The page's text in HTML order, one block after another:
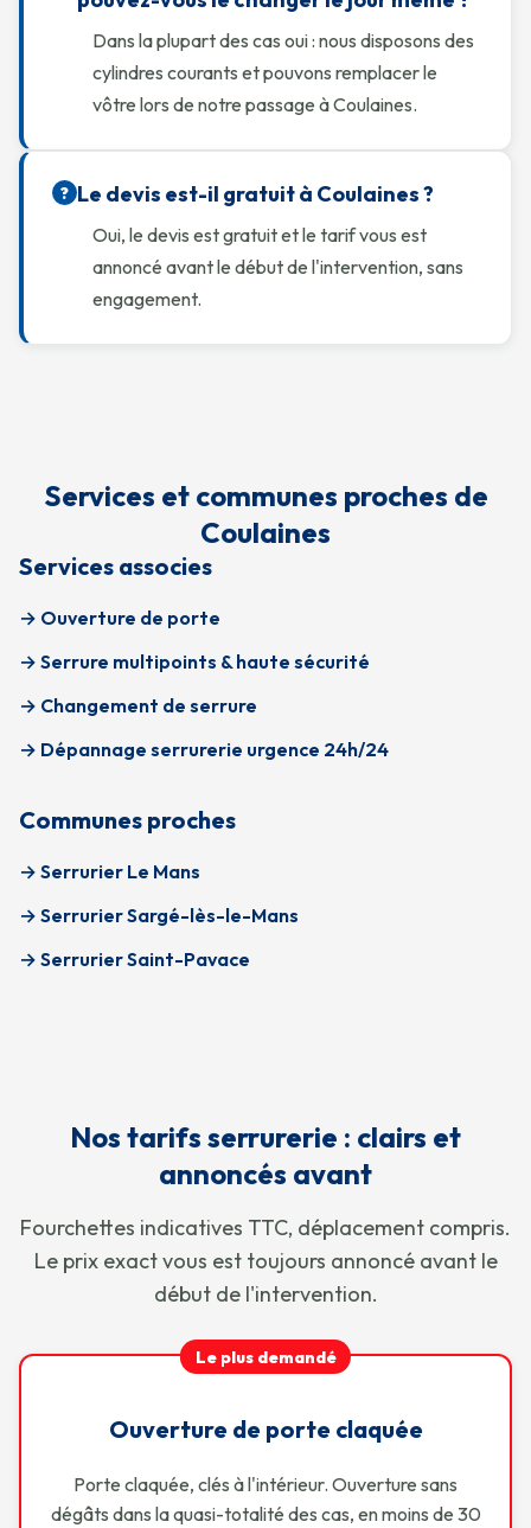
Dans la plupart des cas oui : nous disposons des
cylindres courants et pouvons remplacer le
vôtre lors de notre passage à Coulaines.
? Le devis est-il gratuit à Coulaines ?
Oui, le devis est gratuit et le tarif vous est
annoncé avant le début de l'intervention, sans
engagement.
Services et communes proches de
Coulaines
Services associes
→ Ouverture de porte
→ Serrure multipoints & haute sécurité
→ Changement de serrure
→ Dépannage serrurerie urgence 24h/24
Communes proches
→ Serrurier Le Mans
→ Serrurier Sargé-lès-le-Mans
→ Serrurier Saint-Pavace
Nos tarifs serrurerie : clairs et
annoncés avant
Fourchettes indicatives TTC, déplacement compris.
Le prix exact vous est toujours annoncé avant le
début de l'intervention.
Le plus demandé
Ouverture de porte claquée
Porte claquée, clés à l'intérieur. Ouverture sans
dégâts dans la quasi-totalité des cas, en moins de 30